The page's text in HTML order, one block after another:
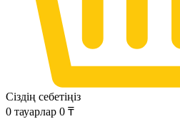
Сіздің себетіңіз
0 тауарлар 0 ₸